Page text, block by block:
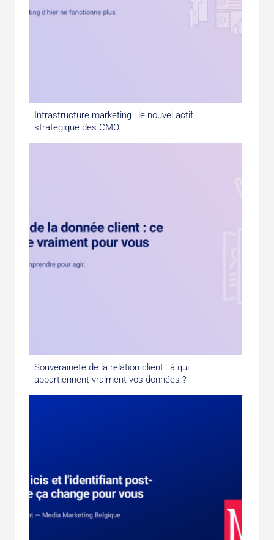
Infrastructure marketing : le nouvel actif
stratégique des CMO
Souveraineté de la relation client : à qui
appartiennent vraiment vos données ?